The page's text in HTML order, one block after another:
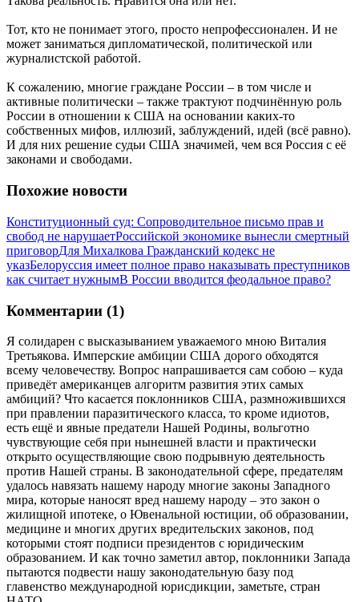
Тот, кто не понимает этого, просто непрофессионален. И не
может заниматься дипломатической, политической или
журналистской работой.
К сожалению, многие граждане России – в том числе и
активные политически – также трактуют подчинённую роль
России в отношении к США на основании каких-то
собственных мифов, иллюзий, заблуждений, идей (всё равно).
И для них решение судьи США значимей, чем вся Россия с её
законами и свободами.
Похожие новости
Конституционный суд: Сопроводительное письмо прав и
свобод не нарушаетРоссийской экономике вынесли смертный
приговорДля Михалкова Гражданский кодекс не
указБелоруссия имеет полное право наказывать преступников
как считает нужнымВ России вводится феодальное право?
Комментарии (1)
Я солидарен с высказыванием уважаемого мною Виталия
Третьякова. Имперские амбиции США дорого обходятся
всему человечеству. Вопрос напрашивается сам собою – куда
приведёт американцев алгоритм развития этих самых
амбиций? Что касается поклонников США, размножившихся
при правлении паразитического класса, то кроме идиотов,
есть ещё и явные предатели Нашей Родины, вольготно
чувствующие себя при нынешней власти и практически
открыто осуществляющие свою подрывную деятельность
против Нашей страны. В законодательной сфере, предателям
удалось навязать нашему народу многие законы Западного
мира, которые наносят вред нашему народу – это закон о
жилищной ипотеке, о Ювенальной юстиции, об образовании,
медицине и многих других вредительских законов, под
которыми стоят подписи президентов с юридическим
образованием. И как точно заметил автор, поклонники Запада
пытаются подвести нашу законодательную базу под
главенство международной юрисдикции, заметьте, стран